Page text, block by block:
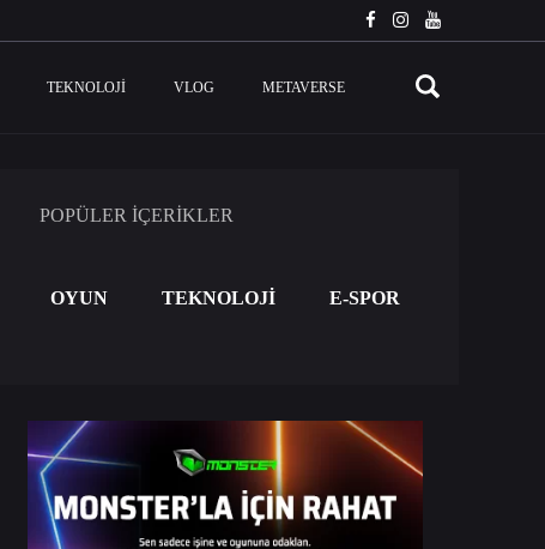
TEKNOLOJI VLOG METAVERSE
POPÜLER İÇERİKLER
OYUN TEKNOLOJİ E-SPOR